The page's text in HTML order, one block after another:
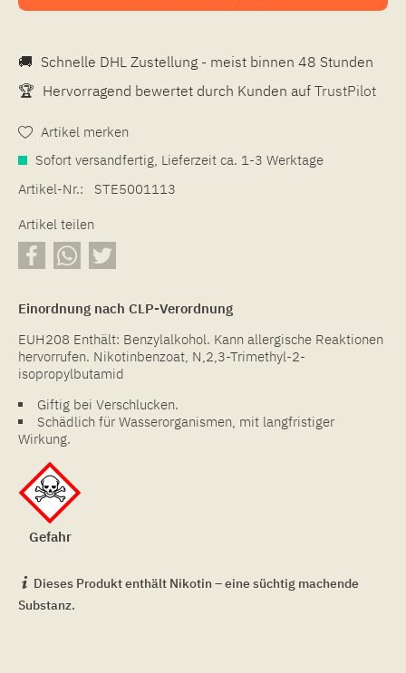
🚚 Schnelle DHL Zustellung - meist binnen 48 Stunden
🏆 Hervorragend bewertet durch Kunden auf TrustPilot
Artikel merken
Sofort versandfertig, Lieferzeit ca. 1-3 Werktage
Artikel-Nr.:
STE5001113
Artikel teilen
Einordnung nach CLP-Verordnung
EUH208 Enthält: Benzylalkohol. Kann allergische Reaktionen
hervorrufen. Nikotinbenzoat, N,2,3-Trimethyl-2-
isopropylbutamid
Giftig bei Verschlucken.
Schädlich für Wasserorganismen, mit langfristiger
Wirkung.
Gefahr
Dieses Produkt enthält Nikotin – eine süchtig machende
Substanz.